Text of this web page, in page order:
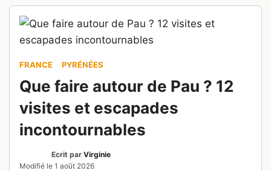
forment une mosaïque d’escapades autour de
la « Porte des fjords ».
FRANCE PYRÉNÉES
Que faire autour de Pau ? 12
visites et escapades
incontournables
Ecrit par Virginie
Modifié le 1 août 2026